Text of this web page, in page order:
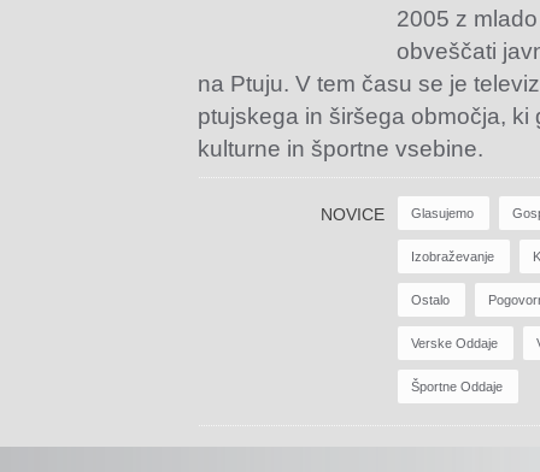
2005 z
obveščati
na Ptuju. V tem času se je
ptujskega in širšega območja,
kulturne in športne vsebine.
NOVICE Glasujemo
Izobraževanje
Ostalo
Verske Oddaje
Športne Oddaje